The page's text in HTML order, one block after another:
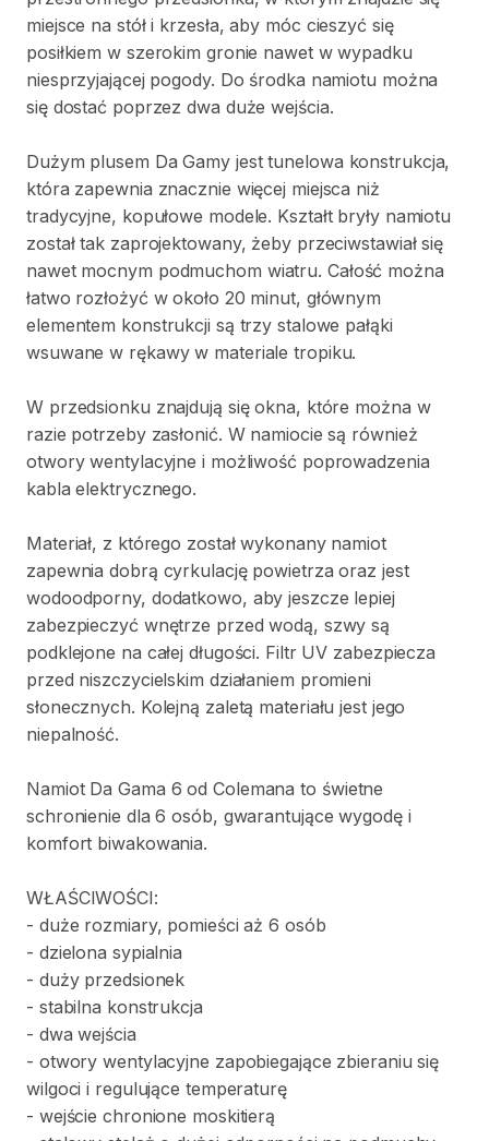
miejsce na stół i krzesła​,​ aby móc cieszyć się
posiłkiem w szerokim gronie nawet w wypadku
niesprzyjającej pogody. Do środka namiotu można
się dostać poprzez dwa duże wejścia.
Dużym plusem Da Gamy jest tunelowa konstrukcja​,​
która zapewnia znacznie więcej miejsca niż
tradycyjne​,​ kopułowe modele. Kształt bryły namiotu
został tak zaprojektowany​,​ żeby przeciwstawiał się
nawet mocnym podmuchom wiatru. Całość można
łatwo rozłożyć w około 20 minut​,​ głównym
elementem konstrukcji są trzy stalowe pałąki
wsuwane w rękawy w materiale tropiku.
W przedsionku znajdują się okna​,​ które można w
razie potrzeby zasłonić. W namiocie są również
otwory wentylacyjne i możliwość poprowadzenia
kabla elektrycznego.
Materiał​,​ z którego został wykonany namiot
zapewnia dobrą cyrkulację powietrza oraz jest
wodoodporny​,​ dodatkowo​,​ aby jeszcze lepiej
zabezpieczyć wnętrze przed wodą​,​ szwy są
podklejone na całej długości. Filtr UV zabezpiecza
przed niszczycielskim działaniem promieni
słonecznych. Kolejną zaletą materiału jest jego
niepalność.
Namiot Da Gama 6 od Colemana to świetne
schronienie dla 6 osób​,​ gwarantujące wygodę i
komfort biwakowania.
WŁAŚCIWOŚCI:
- duże rozmiary​,​ pomieści aż 6 osób
- dzielona sypialnia
- duży przedsionek
- stabilna konstrukcja
- dwa wejścia
- otwory wentylacyjne zapobiegające zbieraniu się
wilgoci i regulujące temperaturę
- wejście chronione moskitierą